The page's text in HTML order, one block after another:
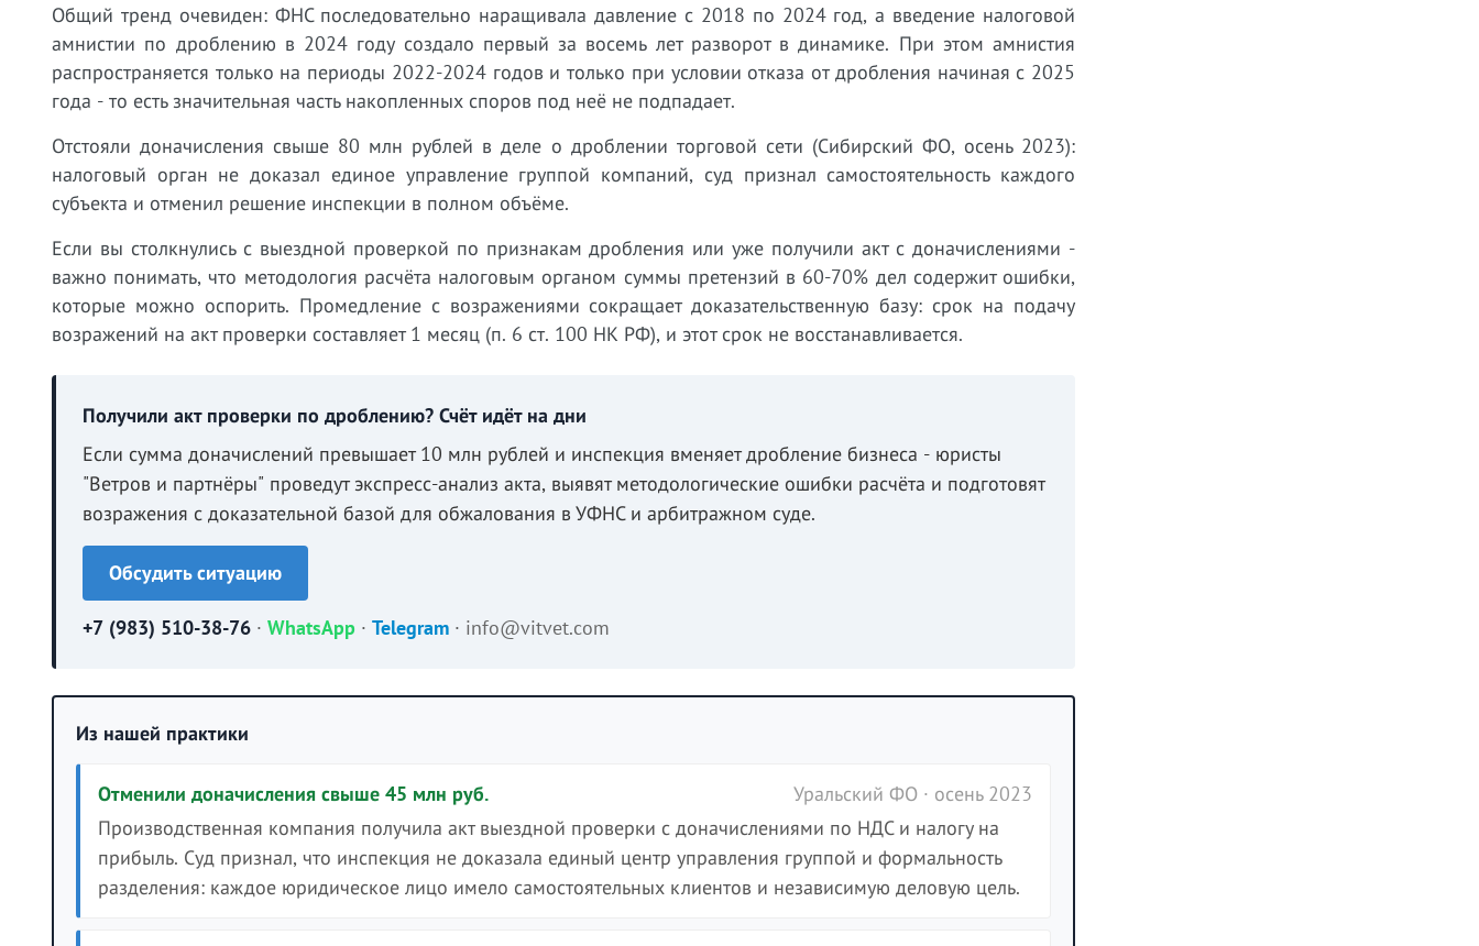
Общий тренд очевиден: ФНС последовательно наращивала давление с 2018 по 2024 год, а введение налоговой
амнистии по дроблению в 2024 году создало первый за восемь лет разворот в динамике. При этом амнистия
распространяется только на периоды 2022-2024 годов и только при условии отказа от дробления начиная с 2025
года - то есть значительная часть накопленных споров под неё не подпадает.
Отстояли доначисления свыше 80 млн рублей в деле о дроблении торговой сети (Сибирский ФО, осень 2023):
налоговый орган не доказал единое управление группой компаний, суд признал самостоятельность каждого
субъекта и отменил решение инспекции в полном объёме.
Если вы столкнулись с выездной проверкой по признакам дробления или уже получили акт с доначислениями -
важно понимать, что методология расчёта налоговым органом суммы претензий в 60-70% дел содержит ошибки,
которые можно оспорить. Промедление с возражениями сокращает доказательственную базу: срок на подачу
возражений на акт проверки составляет 1 месяц (п. 6 ст. 100 НК РФ), и этот срок не восстанавливается.
Получили акт проверки по дроблению? Счёт идёт на дни
Если сумма доначислений превышает 10 млн рублей и инспекция вменяет дробление бизнеса - юристы
"Ветров и партнёры" проведут экспресс-анализ акта, выявят методологические ошибки расчёта и подготовят
возражения с доказательной базой для обжалования в УФНС и арбитражном суде.
Обсудить ситуацию
+7 (983) 510-38-76 · WhatsApp · Telegram · info@vitvet.com
Из нашей практики
Отменили доначисления свыше 45 млн руб.
Уральский ФО · осень 2023
Производственная компания получила акт выездной проверки с доначислениями по НДС и налогу на
прибыль. Суд признал, что инспекция не доказала единый центр управления группой и формальность
разделения: каждое юридическое лицо имело самостоятельных клиентов и независимую деловую цель.